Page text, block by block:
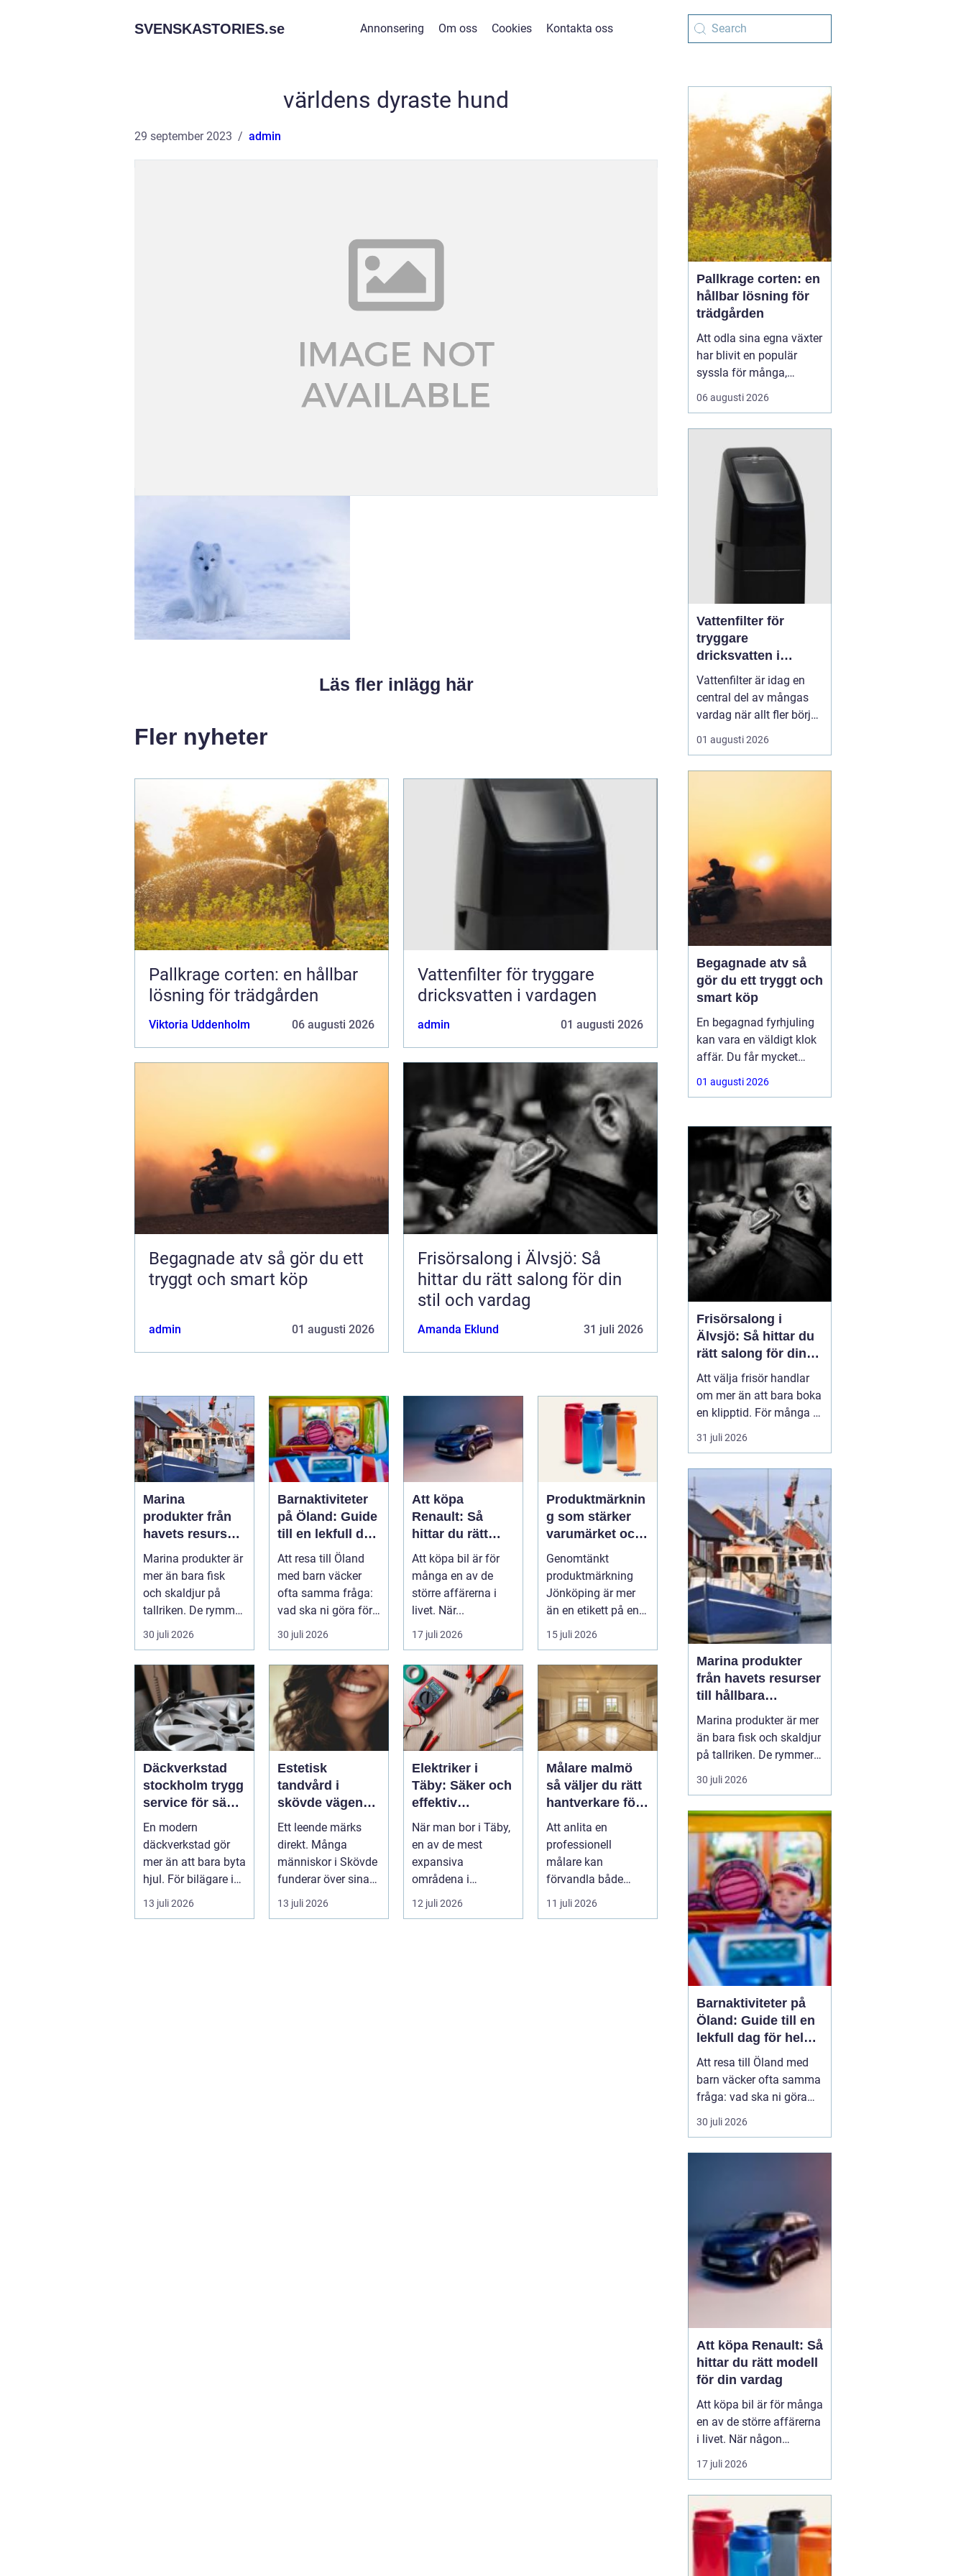
SVENSKASTORIES.se Annonsering Om oss Cookies Kontakta oss
världens dyraste hund
29 september 2023 admin
Läs fler inlägg här
Fler nyheter
Pallkrage corten: en hållbar
lösning för trädgården
Viktoria Uddenholm 06 augusti 2026
Vattenfilter för tryggare
dricksvatten i vardagen
admin 01 augusti 2026
Begagnade atv så gör du ett
tryggt och smart köp
admin 01 augusti 2026
Frisörsalong i Älvsjö: Så
hittar du rätt salong för din
stil och vardag
Amanda Eklund 31 juli 2026
Marina
produkter från
havets resurser
till hållbara
upplevelser
Marina produkter är
mer än bara fisk
och skaldjur på
tallriken. De rymmer
allt från mat och
hälsa ti...
30 juli 2026
Barnaktiviteter
på Öland: Guide
till en lekfull dag
för hela familjen
Att resa till Öland
med barn väcker
ofta samma fråga:
vad ska ni göra för
30 juli 2026
Att köpa
Renault: Så
hittar du rätt
modell för din
vardag
Att köpa bil är för
många en av de
större affärerna i
livet. När...
17 juli 2026
Produktmärknin
g som stärker
varumärket och
förenklar
vardagen
Genomtänkt
produktmärkning
Jönköping är mer
än en etikett på en
15 juli 2026
Däckverkstad
stockholm trygg
service för säkra
mil året runt
En modern
däckverkstad gör
mer än att bara byta
hjul. För bilägare i
Stockholm handlar
valet av däck...
13 juli 2026
Estetisk
tandvård i
skövde vägen
till ett leende du
trivs med
Ett leende märks
direkt. Många
människor i Skövde
funderar över sina
tänder, men skjuter
upp att gör...
13 juli 2026
Elektriker i
Täby: Säker och
effektiv
elinstallation i
norrort
När man bor i Täby,
en av de mest
expansiva
områdena i
Stockholms norrort,
är b...
12 juli 2026
Målare malmö
så väljer du rätt
hantverkare för
hem och företag
Att anlita en
professionell
målare kan
förvandla både
bostad och
arbetsplats på kort
11 juli 2026
Pallkrage corten: en
hållbar lösning för
trädgården
Att odla sina egna växter
har blivit en populär
syssla för många,
oavsett om det handlar
om att ha en prunkande
balkongträdgård i stan.
En av de mest effektiva
och este...
06 augusti 2026
Vattenfilter för
tryggare
dricksvatten i
vardagen
Vattenfilter är idag en
central del av mångas
vardag när allt fler börjar
fundera på kvaliteten på
vattnet som kommer ur
hårt vat...
01 augusti 2026
Begagnade atv så
gör du ett tryggt och
smart köp
En begagnad fyrhjuling
kan vara en väldigt klok
affär. Du får mycket
funktion för pengarna
och slipper den största
ofta kommer direkt när
en maskin är ny.
Samtidigt kräver ett
andrahandsköp mer
eftertanke. Den som vill
köpa
01 augusti 2026
Frisörsalong i
Älvsjö: Så hittar du
rätt salong för din
stil och vardag
Att välja frisör handlar
om mer än att bara boka
en klipptid. För många är
frisörbesöket en paus i
vardagen, en chans att
känna sig mer som sig
själv. I Älvsjö fi...
31 juli 2026
Marina produkter
från havets resurser
till hållbara
upplevelser
Marina produkter är mer
än bara fisk och skaldjur
på tallriken. De rymmer
allt från mat och hälsa
till friluftsliv, kultur och
områden spelar havet en
central roll för både
ekonomi och livskvalitet.
När fler söker sig mot
nat...
30 juli 2026
Barnaktiviteter på
Öland: Guide till en
lekfull dag för hela
familjen
Att resa till Öland med
barn väcker ofta samma
fråga: vad ska ni göra
för att alla ska trivas,
oavsett ålder och
30 juli 2026
Att köpa Renault: Så
hittar du rätt modell
för din vardag
Att köpa bil är för många
en av de större affärerna
i livet. När någon
funderar på att köpa
Renault Skåne
17 juli 2026